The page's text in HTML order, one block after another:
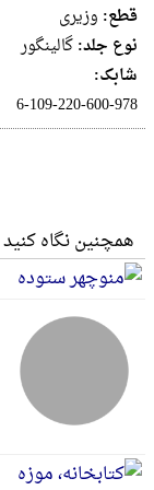
قطع: وزيرى
نوع جلد:گالینگور
شابک:
6-109-220-600-978
همچنین نگاه کنید